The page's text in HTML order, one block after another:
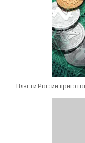
Власти России